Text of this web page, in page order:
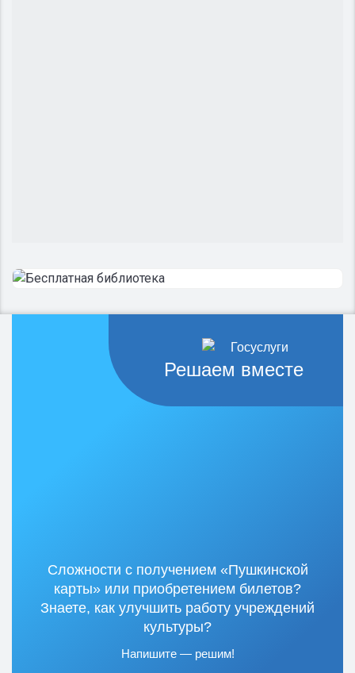
Решаем вместе
Сложности с получением «Пушкинской
карты» или приобретением билетов?
Знаете, как улучшить работу учреждений
культуры?
Напишите — решим!